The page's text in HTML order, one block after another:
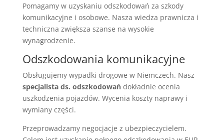
Pomagamy w uzyskaniu odszkodowań za szkody
komunikacyjne i osobowe. Nasza wiedza prawnicza i
techniczna zwiększa szanse na wysokie
wynagrodzenie.
Odszkodowania komunikacyjne
Obsługujemy wypadki drogowe w Niemczech. Nasz
specjalista ds. odszkodowańdokładnie ocenia
uszkodzenia pojazdów. Wycenia koszty naprawy i
wymiany części.
Przeprowadzamy negocjacje z ubezpieczycielem.